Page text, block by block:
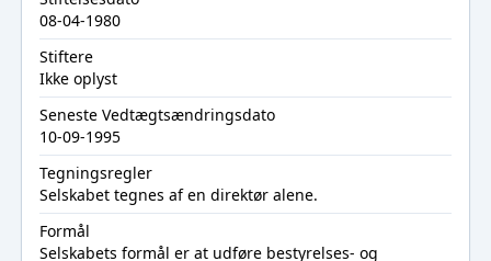
08-04-1980
Stiftere
Ikke oplyst
Seneste Vedtægtsændringsdato
10-09-1995
Tegningsregler
Selskabet tegnes af en direktør alene.
Formål
Selskabets formål er at udføre bestyrelses- og